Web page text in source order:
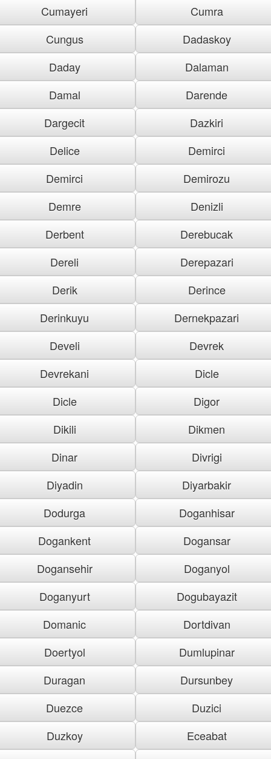
Cumayeri
Cumra
Cungus
Dadaskoy
Daday
Dalaman
Damal
Darende
Dargecit
Dazkiri
Delice
Demirci
Demirci
Demirozu
Demre
Denizli
Derbent
Derebucak
Dereli
Derepazari
Derik
Derince
Derinkuyu
Dernekpazari
Develi
Devrek
Devrekani
Dicle
Dicle
Digor
Dikili
Dikmen
Dinar
Divrigi
Diyadin
Diyarbakir
Dodurga
Doganhisar
Dogankent
Dogansar
Dogansehir
Doganyol
Doganyurt
Dogubayazit
Domanic
Dortdivan
Doertyol
Dumlupinar
Duragan
Dursunbey
Duezce
Duzici
Duzkoy
Eceabat